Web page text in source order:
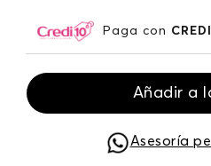
Paga con
Añadir a
Asesoría